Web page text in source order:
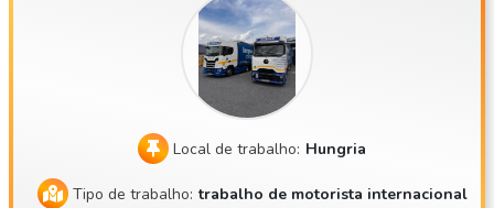
Local de trabalho: Hungria
Tipo de trabalho: trabalho de motorista internacional